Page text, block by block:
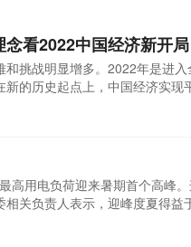
看2022中国经济新开局
挑战明显增多。2022年是进入
的历史起点上，中国经济实现
用电负荷迎来暑期首个高峰
关负责人表示，迎峰度夏得益